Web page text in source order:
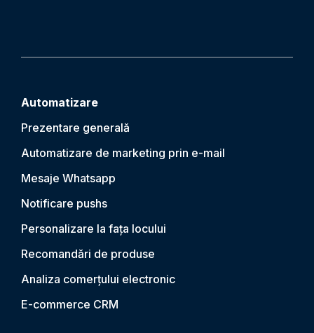
Automatizare
Prezentare generală
Automatizare de marketing prin e-mail
Mesaje Whatsapp
Notificare pushs
Personalizare la fața locului
Recomandări de produse
Analiza comerțului electronic
E-commerce CRM